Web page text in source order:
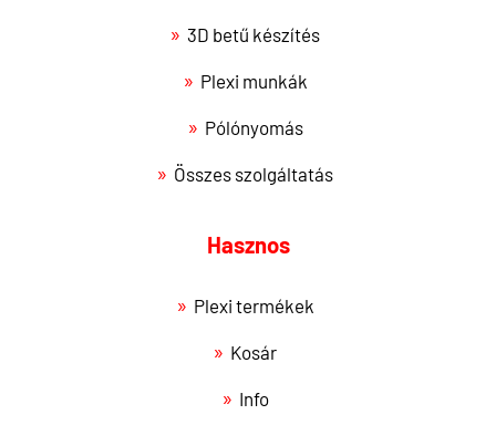
3D betű készítés
Plexi munkák
Pólónyomás
Összes szolgáltatás
Hasznos
Plexi termékek
Kosár
Info